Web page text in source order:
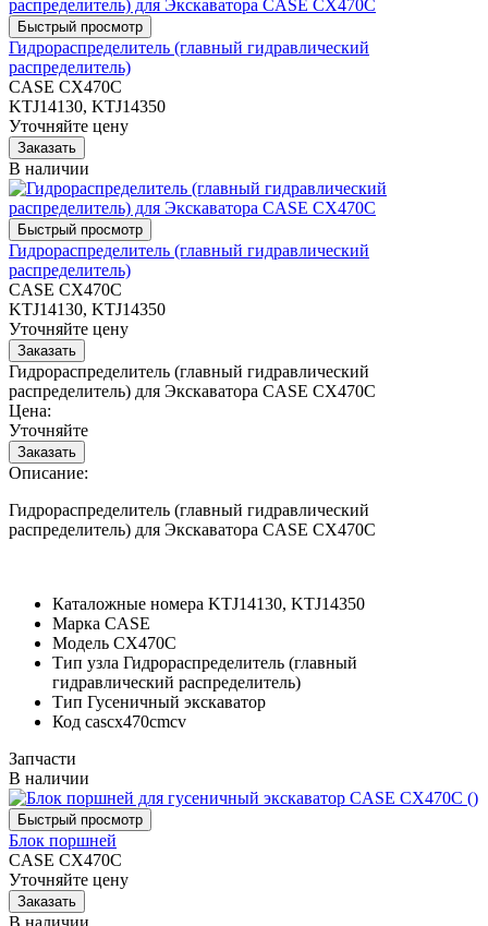
Гидрораспределитель (главный гидравлический
распределитель)
CASE CX470C
KTJ14130, KTJ14350
Уточняйте цену
В наличии
Гидрораспределитель (главный гидравлический
распределитель)
CASE CX470C
KTJ14130, KTJ14350
Уточняйте цену
Гидрораспределитель (главный гидравлический
распределитель) для Экскаватора CASE CX470C
Цена:
Уточняйте
Описание:
Гидрораспределитель (главный гидравлический
распределитель) для Экскаватора CASE CX470C
Каталожные номера KTJ14130, KTJ14350
Марка CASE
Модель CX470C
Тип узла Гидрораспределитель (главный
гидравлический распределитель)
Тип Гусеничный экскаватор
Код cascx470cmcv
Запчасти
В наличии
Блок поршней
CASE CX470C
Уточняйте цену
В наличии